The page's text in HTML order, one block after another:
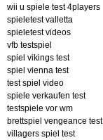
wii u spiele test 4players
spieletest valletta
spieletest videos
vfb testspiel
spiel vikings test
spiel vienna test
test spiel video
spiele verkaufen test
testspiele vor wm
brettspiel vengeance test
villagers spiel test